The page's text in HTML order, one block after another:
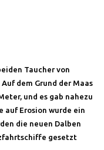
Taucher von
dem Grund der Maas
und es gab nahezu
auf Erosion wurde ein
die neuen Dalben
gesetzt